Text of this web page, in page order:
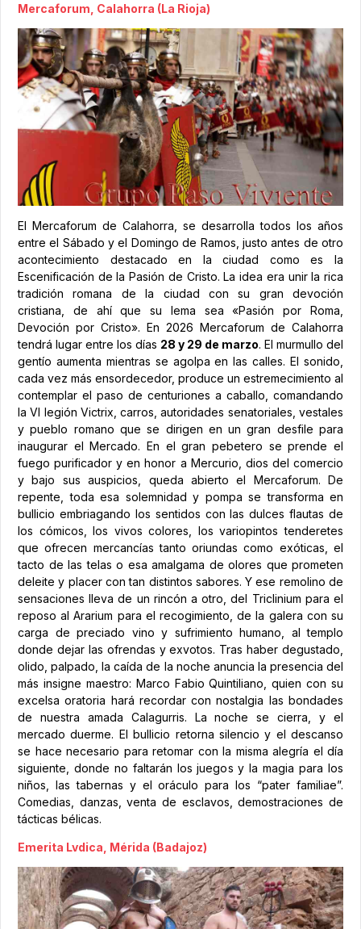
Mercaforum, Calahorra (La Rioja)
El Mercaforum de Calahorra, se desarrolla todos los años
entre el Sábado y el Domingo de Ramos, justo antes de otro
acontecimiento destacado en la ciudad como es la
Escenificación de la Pasión de Cristo. La idea era unir la rica
tradición romana de la ciudad con su gran devoción
cristiana, de ahí que su lema sea «Pasión por Roma,
Devoción por Cristo». En 2026 Mercaforum de Calahorra
tendrá lugar entre los días 28 y 29 de marzo. El murmullo del
gentío aumenta mientras se agolpa en las calles. El sonido,
cada vez más ensordecedor, produce un estremecimiento al
contemplar el paso de centuriones a caballo, comandando
la VI legión Victrix, carros, autoridades senatoriales, vestales
y pueblo romano que se dirigen en un gran desfile para
inaugurar el Mercado. En el gran pebetero se prende el
fuego purificador y en honor a Mercurio, dios del comercio
y bajo sus auspicios, queda abierto el Mercaforum. De
repente, toda esa solemnidad y pompa se transforma en
bullicio embriagando los sentidos con las dulces flautas de
los cómicos, los vivos colores, los variopintos tenderetes
que ofrecen mercancías tanto oriundas como exóticas, el
tacto de las telas o esa amalgama de olores que prometen
deleite y placer con tan distintos sabores. Y ese remolino de
sensaciones lleva de un rincón a otro, del Triclinium para el
reposo al Ararium para el recogimiento, de la galera con su
carga de preciado vino y sufrimiento humano, al templo
donde dejar las ofrendas y exvotos. Tras haber degustado,
olido, palpado, la caída de la noche anuncia la presencia del
más insigne maestro: Marco Fabio Quintiliano, quien con su
excelsa oratoria hará recordar con nostalgia las bondades
de nuestra amada Calagurris. La noche se cierra, y el
mercado duerme. El bullicio retorna silencio y el descanso
se hace necesario para retomar con la misma alegría el día
siguiente, donde no faltarán los juegos y la magia para los
niños, las tabernas y el oráculo para los “pater familiae”.
Comedias, danzas, venta de esclavos, demostraciones de
tácticas bélicas.
Emerita Lvdica, Mérida (Badajoz)